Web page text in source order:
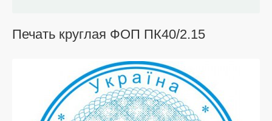
Печать круглая ФОП ПК40/2.15